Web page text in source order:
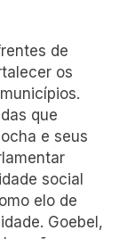
de
os
que
e seus
social
elo de
Goebel,